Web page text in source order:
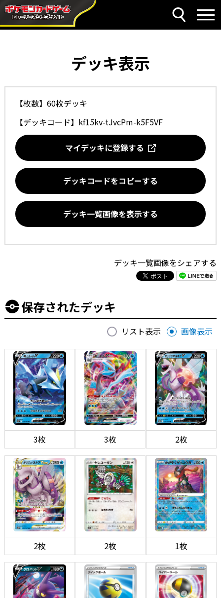
デッキ表示
【枚数】60枚デッキ
【デッキコード】 kf15kv-tJvcPm-k5F5VF
マイデッキに登録する
デッキコードをコピーする
デッキ一覧画像を表示する
デッキ一覧画像をシェアする
保存されたデッキ
リスト表示 画像表示
3枚 3枚 2枚
2枚 2枚 1枚